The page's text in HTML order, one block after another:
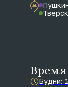
Будни: